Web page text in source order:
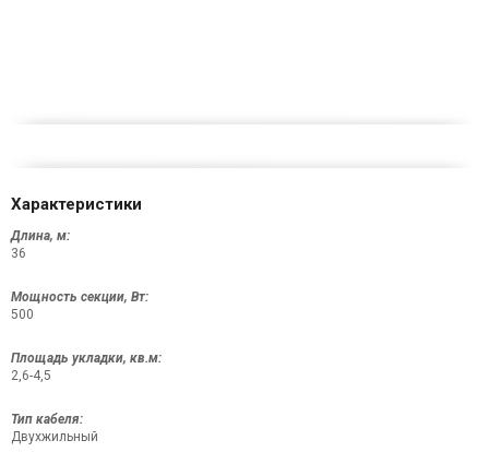
Характеристики
Длина, м:
36
Мощность секции, Вт:
500
Площадь укладки, кв.м:
2,6-4,5
Тип кабеля:
Двухжильный